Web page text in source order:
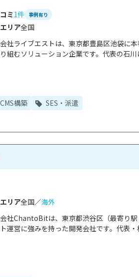
社ライブエストは、東京都豊島区池袋に
組むソリューション企業です。代表の石
ミ1件 事例有り
リア全国
CMS構築 SES・派遣
社ChantoBitは、東京都渋谷区（最寄り
運営に強みを持った開発会社です。代表
リア全国／海外